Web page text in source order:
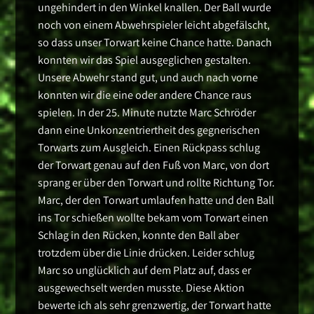
ungehindert in den Winkel knallen. Der Ball wurde
noch von einem Abwehrspieler leicht abgefälscht,
so dass unser Torwart keine Chance hatte. Danach
konnten wir das Spiel ausgeglichen gestalten.
Unsere Abwehr stand gut, und auch nach vorne
konnten wir die eine oder andere Chance raus
spielen. In der 25. Minute nutzte Marc Schröder
dann eine Unkonzentriertheit des gegnerischen
Torwarts zum Ausgleich. Einen Rückpass schlug
der Torwart genau auf den Fuß von Marc, von dort
sprang er über den Torwart und rollte Richtung Tor.
Marc, der den Torwart umlaufen hatte und den Ball
ins Tor schießen wollte bekam vom Torwart einen
Schlag in den Rücken, konnte den Ball aber
trotzdem über die Linie drücken. Leider schlug
Marc so unglücklich auf dem Platz auf, dass er
ausgewechselt werden musste. Diese Aktion
bewerte ich als sehr grenzwertig, der Torwart hatte